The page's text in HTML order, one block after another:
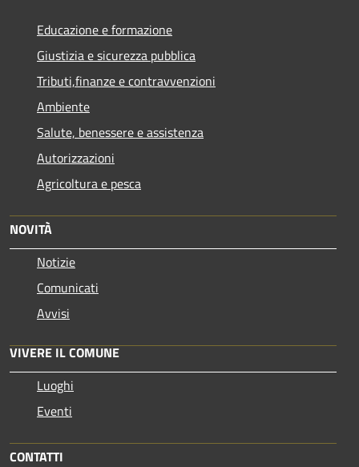
Educazione e formazione
Giustizia e sicurezza pubblica
Tributi,finanze e contravvenzioni
Ambiente
Salute, benessere e assistenza
Autorizzazioni
Agricoltura e pesca
NOVITÀ
Notizie
Comunicati
Avvisi
VIVERE IL COMUNE
Luoghi
Eventi
CONTATTI